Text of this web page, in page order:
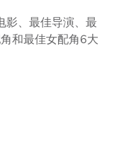
影、最佳导演、最
和最佳女配角6大